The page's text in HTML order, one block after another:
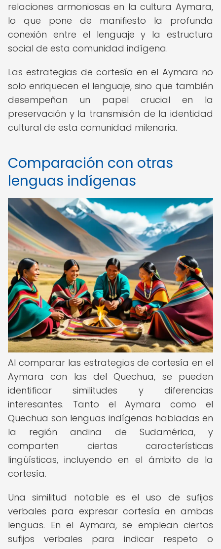
relaciones armoniosas en la cultura Aymara,
lo que pone de manifiesto la profunda
conexión entre el lenguaje y la estructura
social de esta comunidad indígena.
Las estrategias de cortesía en el Aymara no
solo enriquecen el lenguaje, sino que también
desempeñan un papel crucial en la
preservación y la transmisión de la identidad
cultural de esta comunidad milenaria.
Comparación con otras
lenguas indígenas
Al comparar las estrategias de cortesía en el
Aymara con las del Quechua, se pueden
identificar similitudes y diferencias
interesantes. Tanto el Aymara como el
Quechua son lenguas indígenas habladas en
la región andina de Sudamérica, y
comparten ciertas características
lingüísticas, incluyendo en el ámbito de la
cortesía.
Una similitud notable es el uso de sufijos
verbales para expresar cortesía en ambas
lenguas. En el Aymara, se emplean ciertos
sufijos verbales para indicar respeto o